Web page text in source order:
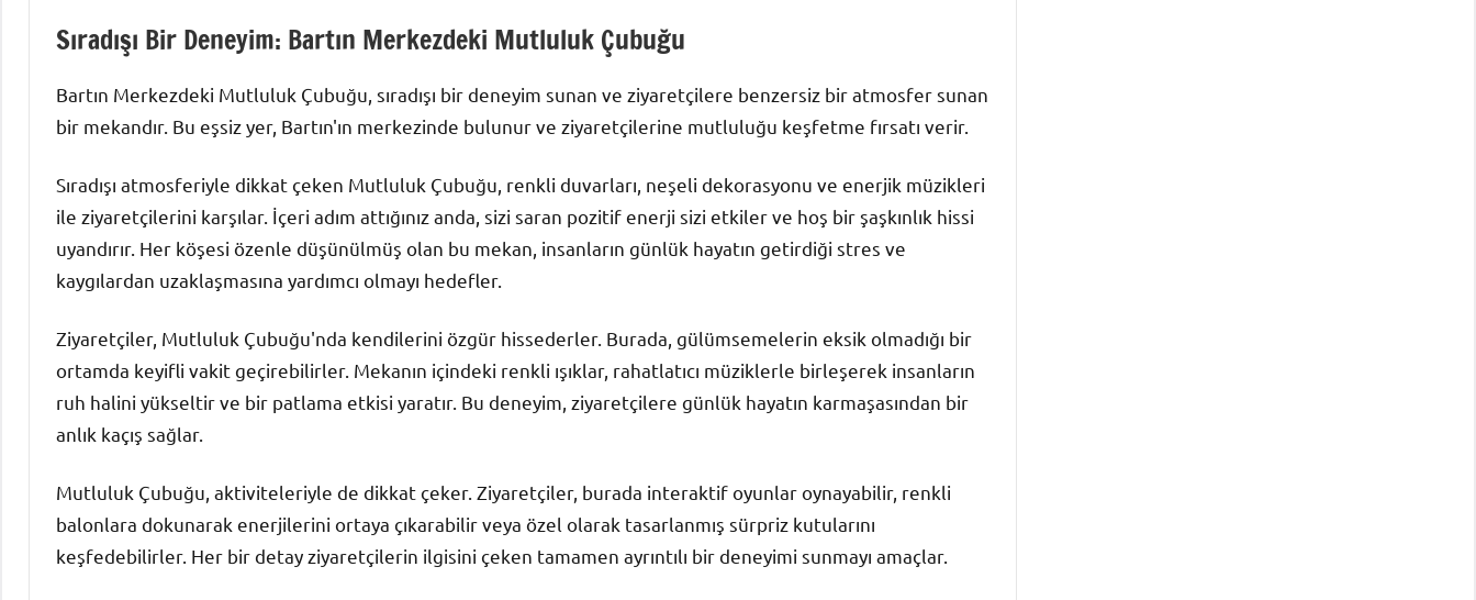
Sıradışı Bir Deneyim: Bartın Merkezdeki Mutluluk Çubuğu
Bartın Merkezdeki Mutluluk Çubuğu, sıradışı bir deneyim sunan ve ziyaretçilere benzersiz bir atmosfer sunan
bir mekandır. Bu eşsiz yer, Bartın'ın merkezinde bulunur ve ziyaretçilerine mutluluğu keşfetme fırsatı verir.
Sıradışı atmosferiyle dikkat çeken Mutluluk Çubuğu, renkli duvarları, neşeli dekorasyonu ve enerjik müzikleri
ile ziyaretçilerini karşılar. İçeri adım attığınız anda, sizi saran pozitif enerji sizi etkiler ve hoş bir şaşkınlık hissi
uyandırır. Her köşesi özenle düşünülmüş olan bu mekan, insanların günlük hayatın getirdiği stres ve
kaygılardan uzaklaşmasına yardımcı olmayı hedefler.
Ziyaretçiler, Mutluluk Çubuğu'nda kendilerini özgür hissederler. Burada, gülümsemelerin eksik olmadığı bir
ortamda keyifli vakit geçirebilirler. Mekanın içindeki renkli ışıklar, rahatlatıcı müziklerle birleşerek insanların
ruh halini yükseltir ve bir patlama etkisi yaratır. Bu deneyim, ziyaretçilere günlük hayatın karmaşasından bir
anlık kaçış sağlar.
Mutluluk Çubuğu, aktiviteleriyle de dikkat çeker. Ziyaretçiler, burada interaktif oyunlar oynayabilir, renkli
balonlara dokunarak enerjilerini ortaya çıkarabilir veya özel olarak tasarlanmış sürpriz kutularını
keşfedebilirler. Her bir detay ziyaretçilerin ilgisini çeken tamamen ayrıntılı bir deneyimi sunmayı amaçlar.